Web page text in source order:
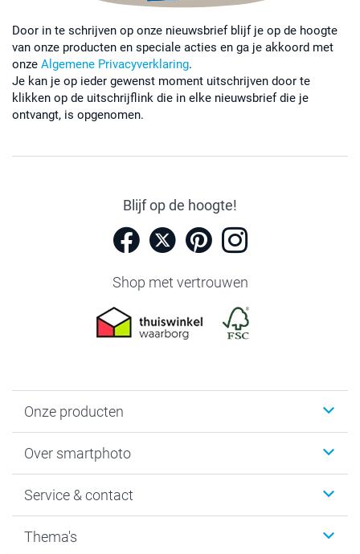
Door in te schrijven op onze nieuwsbrief blijf je op de hoogte
van onze producten en speciale acties en ga je akkoord met
onze Algemene Privacyverklaring.
Je kan je op ieder gewenst moment uitschrijven door te
klikken op de uitschrijflink die in elke nieuwsbrief die je
ontvangt, is opgenomen.
Blijf op de hoogte!
Shop met vertrouwen
Onze producten
Fotoboeken
Fotocadeaus
Kaarten
Over smartphoto
Vacatures
Bestelproces
Service & contact
Tevredenheidsgarantie
Thema's